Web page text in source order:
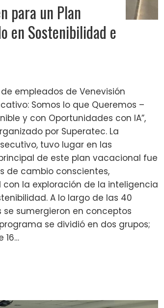
para un Plan
en Sostenibilidad e
empleados de Venevisión
Somos lo que Queremos –
y con Oportunidades con IA”,
por Superatec. La
tuvo lugar en las
de este plan vacacional fue
de cambio conscientes,
la exploración de la inteligencia
A lo largo de las 40
se sumergieron en conceptos
se dividió en dos grupos;
16…